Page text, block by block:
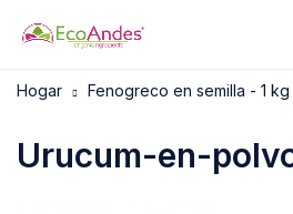
Hogar Fenogreco en semilla - 1 kg
Urucum-en-